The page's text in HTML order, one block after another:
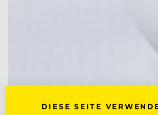
DIESE SEITE